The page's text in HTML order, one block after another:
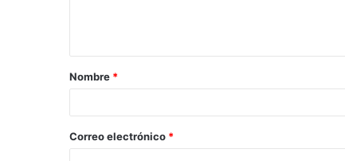
a
r
*
Nombre *
Correo electrónico *